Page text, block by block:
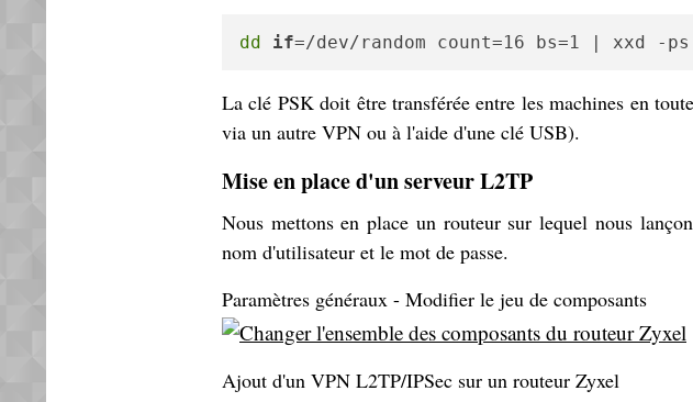
dd if=/dev/random count=16 bs=1 | xxd -ps
La clé PSK doit être transférée entre les machines en
via un autre VPN ou à l'aide d'une clé USB).
Mise en place d'un serveur L2TP
Nous mettons en place un routeur sur lequel nous
nom d'utilisateur et le mot de passe.
Paramètres généraux - Modifier le jeu de composants
Ajout d'un VPN L2TP/IPSec sur un routeur Zyxel